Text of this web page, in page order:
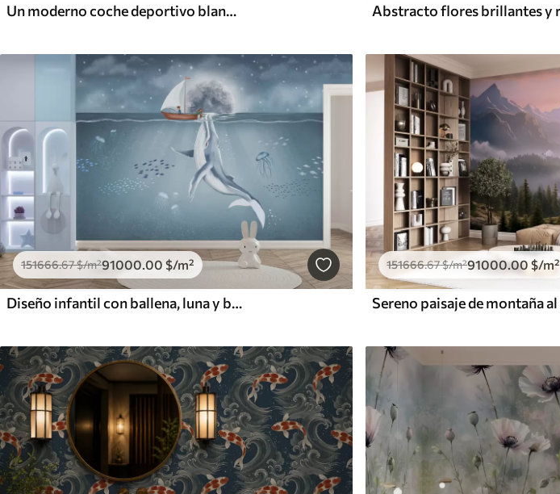
Un moderno coche deportivo blanco corriendo sobre un fondo de palmeras y rascacielos en técnica de acuarela libre
151666.67$/m²91000.00 $/m²
Diseño infantil con ballena, luna y barco con niños
151666.67$/m²91000.00 $/m²